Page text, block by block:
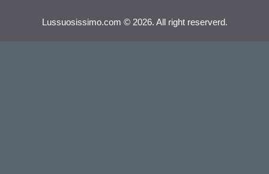
Lussuosissimo.com © 2026. All right reserverd.